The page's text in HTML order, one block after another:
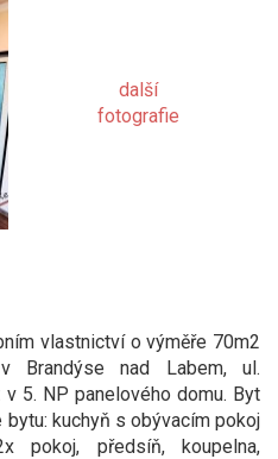
další
fotografie
vlastnictví o výměře 70m2
Brandýse nad Labem, ul.
5. NP panelového domu. Byt
kuchyň s obývacím pokoj
pokoj, předsíň, koupelna,